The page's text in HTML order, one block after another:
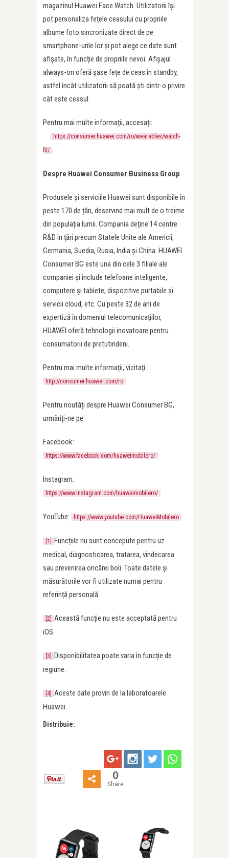
magazinul Huawei Face Watch. Utilizatorii își
pot personaliza fețele ceasului cu propriile
albume foto sincronizate direct de pe
smartphone-urile lor și pot alege ce date sunt
afișate, în funcție de propriile nevoi. Afișajul
always-on oferă șase fețe de ceas în standby,
astfel încât utilizatorii să poată ști dintr-o privire
cât este ceasul.
Pentru mai multe informații, accesați:
https://consumer.huawei.com/ro/wearables/watch-
fit/
Despre Huawei Consumer Business Group
Produsele și serviciile Huawei sunt disponibile în
peste 170 de țări, deservind mai mult de o treime
din populația lumii. Compania deține 14 centre
R&D în țări precum Statele Unite ale Americii,
Germania, Suedia, Rusia, India și China. HUAWEI
Consumer BG este una din cele 3 filiale ale
companiei și include telefoane inteligente,
computere și tablete, dispozitive purtabile și
servicii cloud, etc. Cu peste 32 de ani de
expertiză în domeniul telecomunicațiilor,
HUAWEI oferă tehnologii inovatoare pentru
consumatorii de pretutindeni.
Pentru mai multe informații, vizitați:
http://consumer.huawei.com/ro
Pentru noutăți despre Huawei Consumer BG,
urmăriți-ne pe:
Facebook:
https://www.facebook.com/huaweimobilero/
Instagram:
https://www.instagram.com/huaweimobilero/
YouTube: https://www.youtube.com/HuaweiMobilero
[1]
Funcțiile nu sunt concepute pentru uz
medical, diagnosticarea, tratarea, vindecarea
sau prevenirea oricărei boli. Toate datele și
măsurătorile vor fi utilizate numai pentru
referință personală.
[2]
Această funcție nu este acceptată pentru
iOS.
[3]
Disponibilitatea poate varia în funcție de
regiune.
[4]
Aceste date provin de la laboratoarele
Huawei.
Distribuie:
0
Share